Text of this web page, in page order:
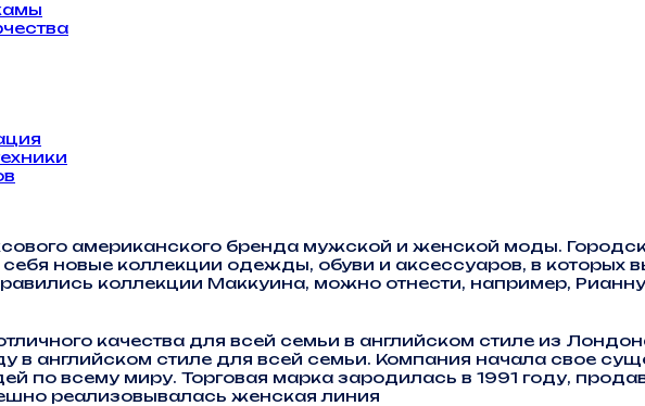
американского бренда мужской и женской моды.
новые коллекции одежды, обуви и аксессуаров, в которых
коллекции Маккуина, можно отнести, например,
качества для всей семьи в английском стиле из
в английском стиле для всей семьи. Компания начала свое
по всему миру. Торговая марка зародилась в 1991 году,
реализовывалась женская линия